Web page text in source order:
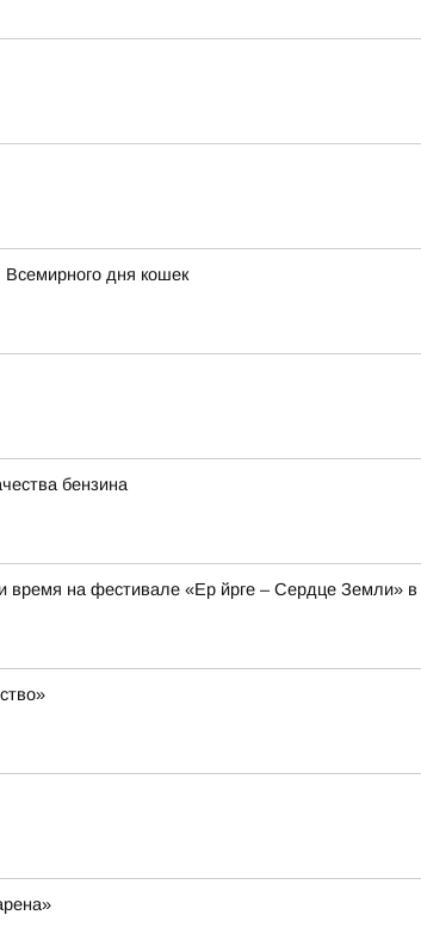
дня кошек
бензина
на фестивале «Ер йрге – Сердце Земли» в